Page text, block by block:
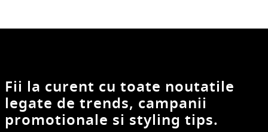
Fii la curent cu toate noutatile
legate de trends, campanii
promotionale si styling tips.